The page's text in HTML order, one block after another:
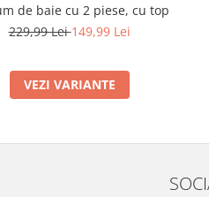
de baie cu 2 piese, cu top
229,99 Lei149,99 Lei
VEZI VARIANTE